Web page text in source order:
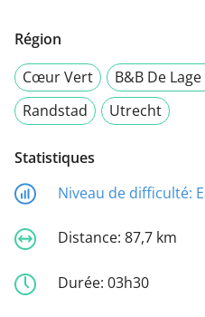
Région
Cœur Vert
B&B De
Randstad
Utrecht
Statistiques
Niveau de difficulté:
Distance: 87,7 km
Durée: 03h30